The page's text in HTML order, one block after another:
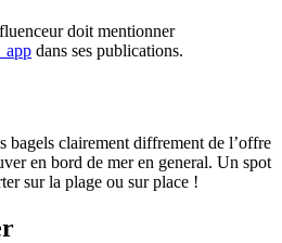
doit mentionner
dans ses publications.
bagels clairement diffrement de l’offre
en bord de mer en general. Un spot
sur la plage ou sur place !